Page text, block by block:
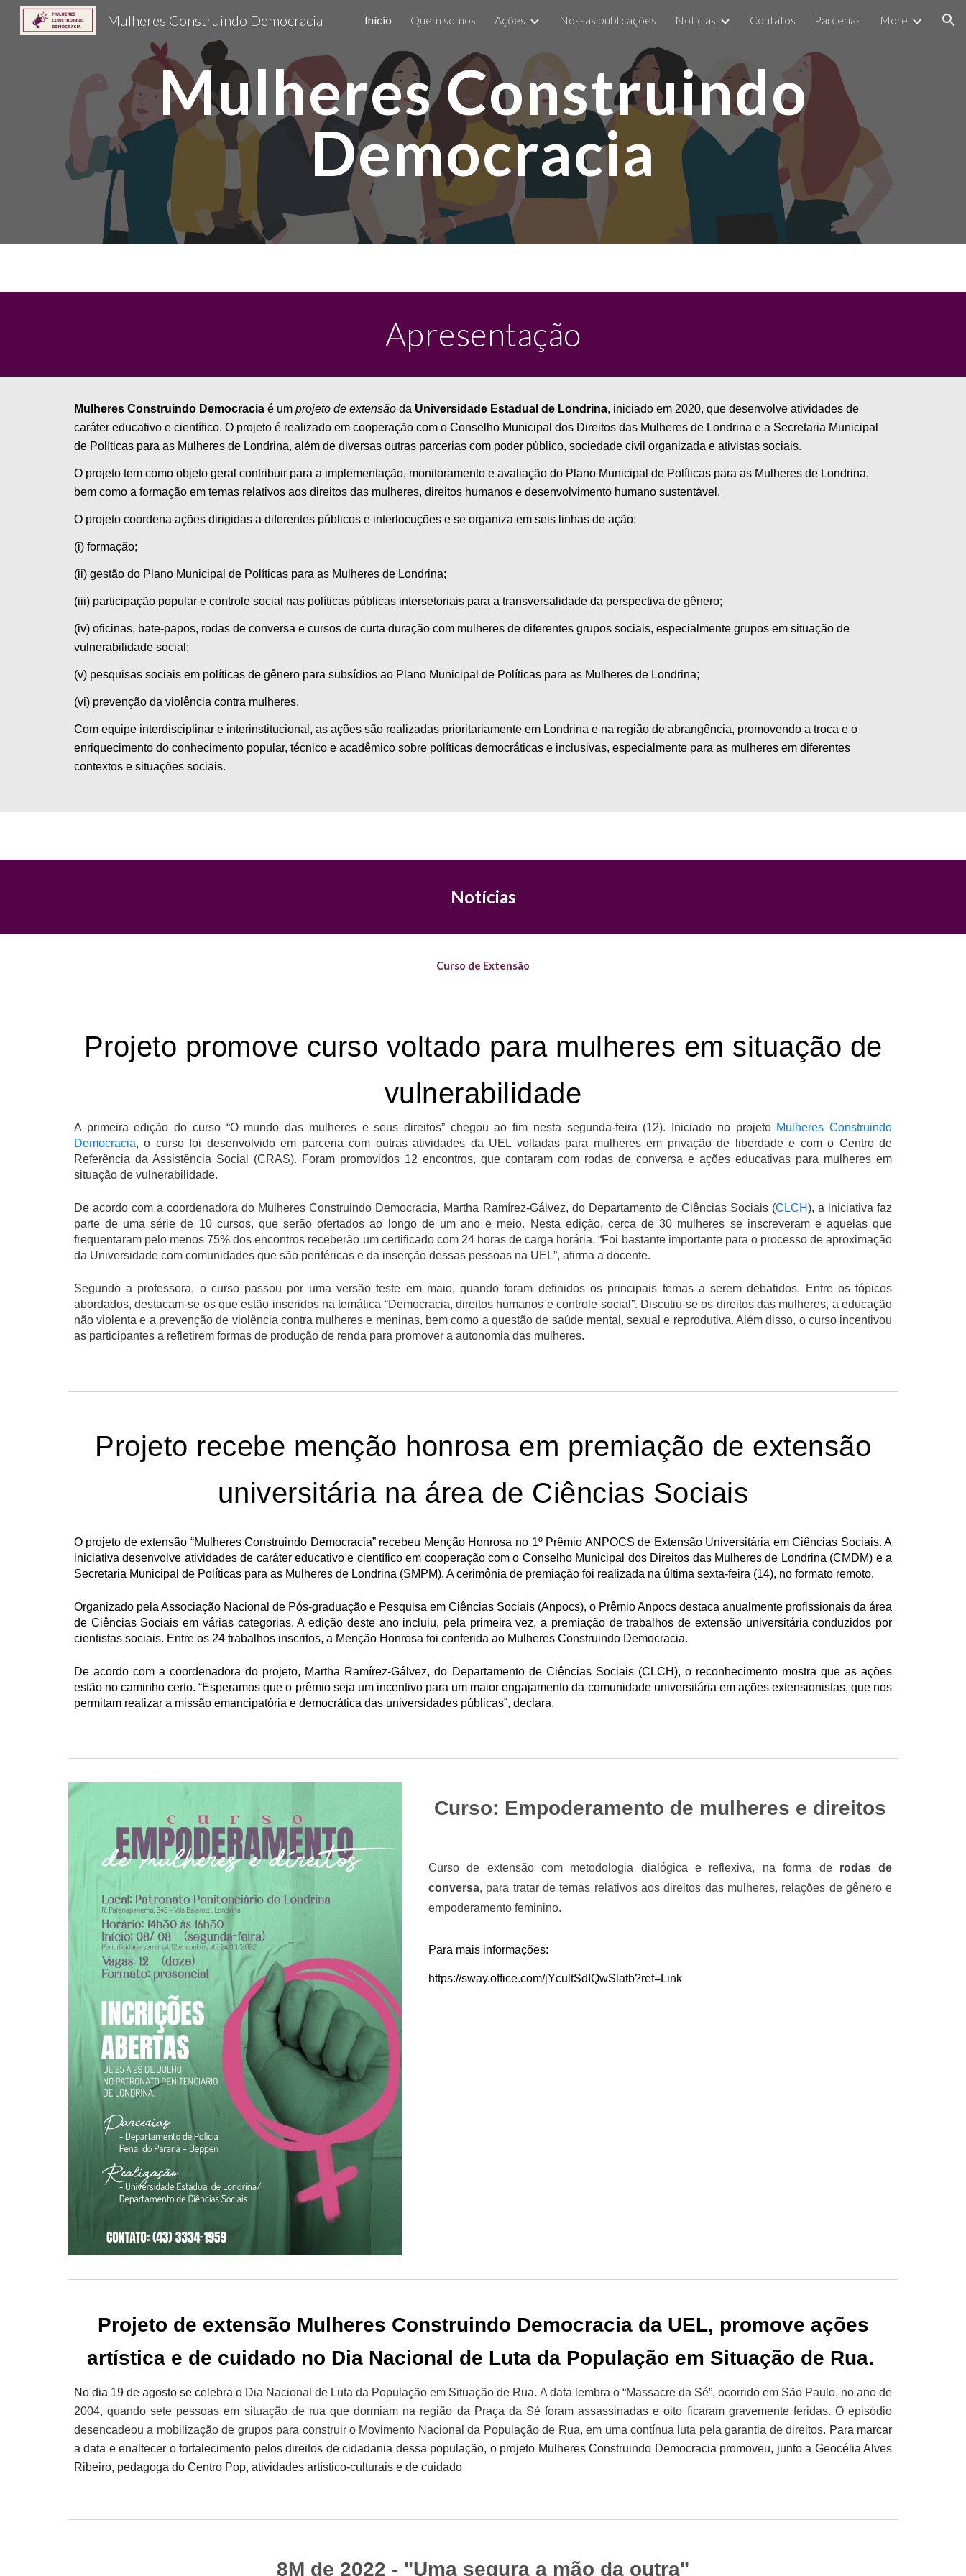
Skip to main content Skip to navigation
Mulheres Construindo Democracia Início Quem somos Ações Nossas publicações Notícias Contatos Parcerias More
Mulheres Construindo
Democracia
Apresentação
Mulheres Construindo Democraciaé um projeto de extensãoda Universidade Estadual de Londrina, iniciado em 2020, que desenvolveatividades de
caráter educativo e científico. O projeto é realizado em cooperação com o Conselho Municipal dos Direitos das Mulheres de Londrina e a Secretaria Municipal
de Políticas para as Mulheres de Londrina, além de diversas outras parcerias com poder público, sociedade civil organizada e ativistas sociais.
O projeto tem como objeto geral contribuir para a implementação, monitoramento e avaliação do Plano Municipal de Políticas para as Mulheres de Londrina,
bem como a formação em temas relativos aos direitos das mulheres, direitos humanos e desenvolvimento humano sustentável.
O projeto coordena ações dirigidas a diferentes públicos e interlocuções e se organiza em seis linhas de ação:
(i) formação;
(ii) gestão do Plano Municipal de Políticas para as Mulheres de Londrina;
(iii) participação popular e controle social nas políticas públicas intersetoriais para a transversalidade da perspectiva de gênero;
(iv) oficinas, bate-papos, rodas de conversa e cursos de curta duração com mulheres de diferentes grupos sociais, especialmente grupos em situação de
vulnerabilidade social;
(v) pesquisas sociais em políticas de gênero para subsídios ao Plano Municipal de Políticas para as Mulheres de Londrina;
(vi) prevenção da violência contra mulheres.
Com equipe interdisciplinar e interinstitucional, as ações sãorealizadas prioritariamente em Londrina e na região de abrangência, promovendo a troca e o
enriquecimento do conhecimento popular, técnico e acadêmico sobre políticas democráticas e inclusivas, especialmente para as mulheres em diferentes
contextos e situações sociais.
Notícias
Curso de Extensão
Projeto promove curso voltado para mulheres em situação de
vulnerabilidade
A primeira edição do curso “O mundo das mulheres e seus direitos” chegou ao fim nesta segunda-feira (12). Iniciado no projeto Mulheres Construindo
Democracia, o curso foi desenvolvido em parceria com outras atividades da UEL voltadas para mulheres em privação de liberdade e com o Centro de
Referência da Assistência Social (CRAS). Foram promovidos 12 encontros, que contaram com rodas de conversa e ações educativas para mulheres em
situação de vulnerabilidade.
De acordo com a coordenadora do Mulheres Construindo Democracia, Martha Ramírez-Gálvez, do Departamento de Ciências Sociais (CLCH), a iniciativa faz
parte de uma série de 10 cursos, que serão ofertados ao longo de um ano e meio. Nesta edição, cerca de 30 mulheres se inscreveram e aquelas que
frequentaram pelo menos 75% dos encontros receberão um certificado com 24 horas de carga horária. “Foi bastante importante para o processo de aproximação
da Universidade com comunidades que são periféricas e da inserção dessas pessoas na UEL”, afirma a docente.
Segundo a professora, o curso passou por uma versão teste em maio, quando foram definidos os principais temas a serem debatidos. Entre os tópicos
abordados, destacam-se os que estão inseridos na temática “Democracia, direitos humanos e controle social”. Discutiu-se os direitos das mulheres, a educação
não violenta e a prevenção de violência contra mulheres e meninas, bem como a questão de saúde mental, sexual e reprodutiva. Além disso, o curso incentivou
as participantes a refletirem formas de produção de renda para promover a autonomia das mulheres.
Projeto recebe menção honrosa em premiação de extensão
universitária na área de Ciências Sociais
O projeto de extensão “Mulheres Construindo Democracia” recebeu Menção Honrosa no 1º Prêmio ANPOCS de Extensão Universitária em Ciências Sociais. A
iniciativa desenvolve atividades de caráter educativo e científico em cooperação com o Conselho Municipal dos Direitos das Mulheres de Londrina (CMDM) e a
Secretaria Municipal de Políticas para as Mulheres de Londrina (SMPM). A cerimônia de premiação foi realizada na última sexta-feira (14), no formato remoto.
Organizado pela Associação Nacional de Pós-graduação e Pesquisa em Ciências Sociais (Anpocs), o Prêmio Anpocs destaca anualmente profissionais da área
de Ciências Sociais em várias categorias. A edição deste ano incluiu, pela primeira vez, a premiação de trabalhos de extensão universitária conduzidos por
cientistas sociais. Entre os 24 trabalhos inscritos, a Menção Honrosa foi conferida ao Mulheres Construindo Democracia.
De acordo com a coordenadora do projeto, Martha Ramírez-Gálvez, do Departamento de Ciências Sociais(CLCH), o reconhecimento mostra que as ações
estão no caminho certo. “Esperamos que o prêmio seja um incentivo para um maior engajamento da comunidade universitária em ações extensionistas, que nos
permitam realizar a missão emancipatória e democrática das universidades públicas”, declara.
Curso: Empoderamento de mulheres e direitos
Curso de extensão com metodologia dialógica e reflexiva, na forma de rodas de
conversa, para tratar de temas relativos aos direitos das mulheres, relações de gênero e
empoderamento feminino.
Para mais informações:
https://sway.office.com/jYcultSdIQwSlatb?ref=Link
Projeto de extensão Mulheres Construindo Democracia da UEL, promove ações
artística e de cuidado no Dia Nacional de Luta da População em Situação de Rua.
No dia 19 de agosto se celebra o Dia Nacional de Luta da População em Situação de Rua.A data lembra o “Massacre da Sé”, ocorrido em São Paulo, no ano de
2004, quando sete pessoas em situação de rua que dormiam na região da Praça da Sé foram assassinadas e oito ficaram gravemente feridas. O episódio
desencadeou a mobilização de grupos para construir o Movimento Nacional da População de Rua, em uma contínua luta pela garantia de direitos. Para marcar
a data e enaltecer o fortalecimento pelos direitos de cidadania dessa população, o projeto Mulheres Construindo Democracia promoveu, junto a Geocélia Alves
Ribeiro, pedagoga do Centro Pop, atividades artístico-culturais e de cuidado
8M de 2022 - "Uma segura a mão da outra"